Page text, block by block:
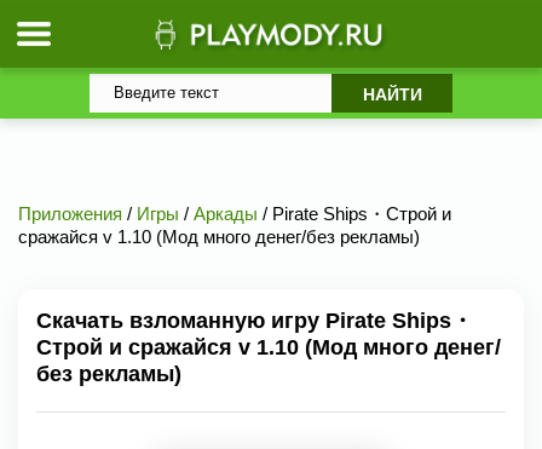
Приложения / Игры / Аркады / Pirate Ships・Строй и
сражайся v 1.10 (Мод много денег/без рекламы)
Скачать взломанную игру Pirate Ships・
Строй и сражайся v 1.10 (Мод много денег/
без рекламы)